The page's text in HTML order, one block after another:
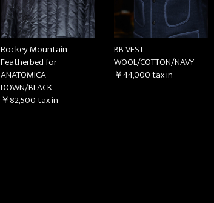
Rockey Mountain
Featherbed for
ANATOMICA
DOWN/BLACK
￥82,500tax in
BB VEST
WOOL/COTTON/NAVY
￥44,000tax in